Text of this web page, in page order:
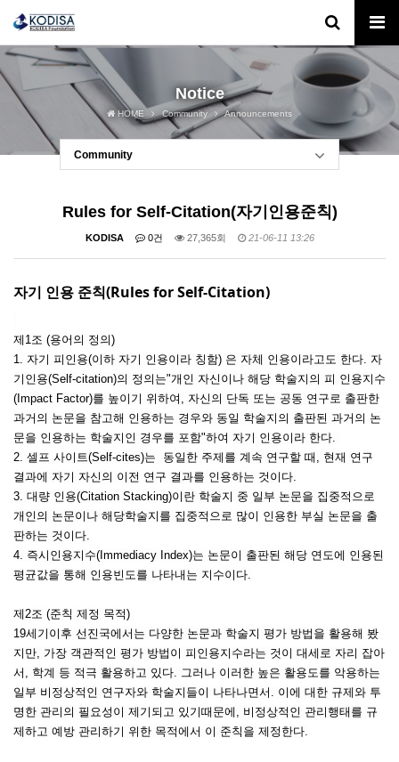
Notice
HOME Community Announcements
Community
Rules for Self-Citation(자기인용준칙)
KODISA 0건 27,365회 21-06-11 13:26
자기 인용 준칙(Rules for Self-Citation)
제1조 (용어의 정의)
1. 자기 피인용(이하 자기 인용이라 칭함) 은 자체 인용이라고도 한다. 자
기인용(Self-citation)의 정의는"개인 자신이나 해당 학술지의 피 인용지수
(Impact Factor)를 높이기 위하여, 자신의 단독 또는 공동 연구로 출판한
과거의 논문을 참고해 인용하는 경우와 동일 학술지의 출판된 과거의 논
문을 인용하는 학술지인 경우를 포함"하여 자기 인용이라 한다.
2. 셀프 사이트(Self-cites)는 동일한 주제를 계속 연구할 때, 현재 연구
결과에 자기 자신의 이전 연구 결과를 인용하는 것이다.
3. 대량 인용(Citation Stacking)이란 학술지 중 일부 논문을 집중적으로
개인의 논문이나 해당학술지를 집중적으로 많이 인용한 부실 논문을 출
판하는 것이다.
4. 즉시인용지수(Immediacy Index)는 논문이 출판된 해당 연도에 인용된
평균값을 통해 인용빈도를 나타내는 지수이다.
제2조 (준칙 제정 목적)
19세기이후 선진국에서는 다양한 논문과 학술지 평가 방법을 활용해 봤
지만, 가장 객관적인 평가 방법이 피인용지수라는 것이 대세로 자리 잡아
서, 학계 등 적극 활용하고 있다. 그러나 이러한 높은 활용도를 악용하는
일부 비정상적인 연구자와 학술지들이 나타나면서. 이에 대한 규제와 투
명한 관리의 필요성이 제기되고 있기때문에, 비정상적인 관리행태를 규
제하고 예방 관리하기 위한 목적에서 이 준칙을 제정한다.